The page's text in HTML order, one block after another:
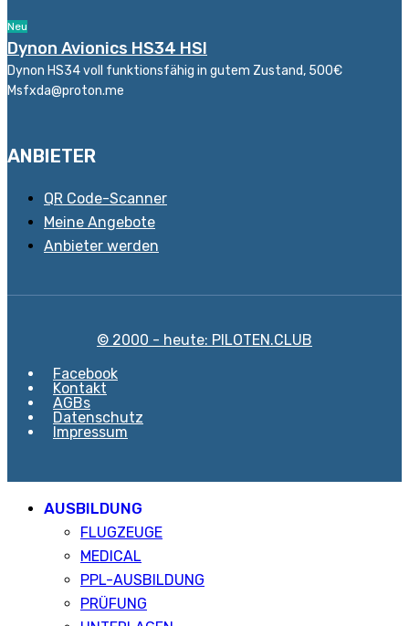
Neu
Dynon Avionics HS34 HSI
Dynon HS34 voll funktionsfähig in gutem Zustand, 500€
Msfxda@proton.me
ANBIETER
QR Code-Scanner
Meine Angebote
Anbieter werden
© 2000 - heute: PILOTEN.CLUB
Facebook
Kontakt
AGBs
Datenschutz
Impressum
AUSBILDUNG
FLUGZEUGE
MEDICAL
PPL-AUSBILDUNG
PRÜFUNG